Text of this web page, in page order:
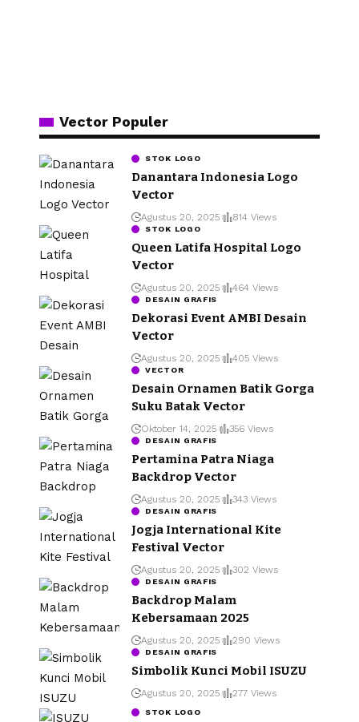
Vector Populer
STOK LOGO
Danantara Indonesia Logo
Vector
Agustus 20, 2025 814 Views
STOK LOGO
Queen Latifa Hospital Logo
Vector
Agustus 20, 2025 464 Views
DESAIN GRAFIS
Dekorasi Event AMBI Desain
Vector
Agustus 20, 2025 405 Views
VECTOR
Desain Ornamen Batik Gorga
Suku Batak Vector
Oktober 14, 2025 356 Views
DESAIN GRAFIS
Pertamina Patra Niaga
Backdrop Vector
Agustus 20, 2025 343 Views
DESAIN GRAFIS
Jogja International Kite
Festival Vector
Agustus 20, 2025 302 Views
DESAIN GRAFIS
Backdrop Malam
Kebersamaan 2025
Agustus 20, 2025 290 Views
DESAIN GRAFIS
Simbolik Kunci Mobil ISUZU
Agustus 20, 2025 277 Views
STOK LOGO